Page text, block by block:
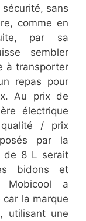
sans
comme en
par sa
sembler
à transporter
repas pour
Au prix de
électrique
/ prix
par la
de 8 L serait
bidons et
Mobicool a
car la marque
utilisant une